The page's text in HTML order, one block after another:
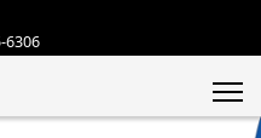
6306